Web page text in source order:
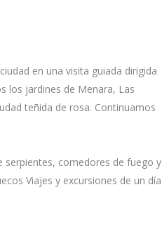
en una visita guiada dirigida
los jardines de Menara, Las
teñida de rosa. Continuamos
serpientes, comedores de fuego y
Viajes y excursiones de un día